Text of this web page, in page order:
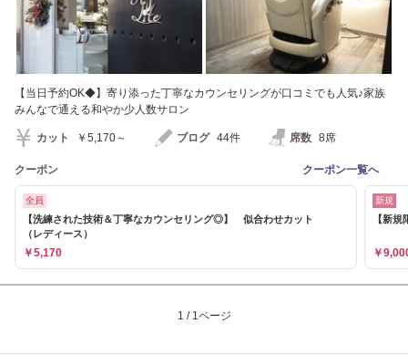
【当日予約OK◆】寄り添った丁寧なカウンセリングが口コミでも人気♪家族
みんなで通える和やか少人数サロン
カット ￥5,170～ ブログ 44件 席数 8席
クーポン クーポン一覧へ
全員
【洗練された技術＆丁寧なカウンセリング◎】 似合わせカット
（レディース）
￥5,170
新規
【新
￥
1 / 1ページ